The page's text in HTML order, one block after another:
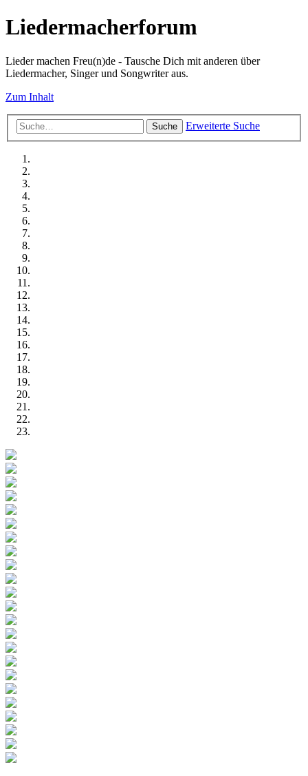
Liedermacherforum
Lieder machen Freu(n)de - Tausche Dich mit anderen über
Liedermacher, Singer und Songwriter aus.
Zum Inhalt
Suche Erweiterte Suche